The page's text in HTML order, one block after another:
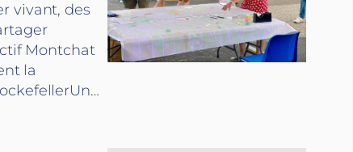
vivant, des
Montchat
la